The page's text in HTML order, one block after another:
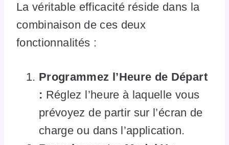
La véritable efficacité réside dans la
combinaison de ces deux
fonctionnalités :
Programmez l’Heure de Départ
: Réglez l’heure à laquelle vous
prévoyez de partir sur l’écran de
charge ou dans l’application.